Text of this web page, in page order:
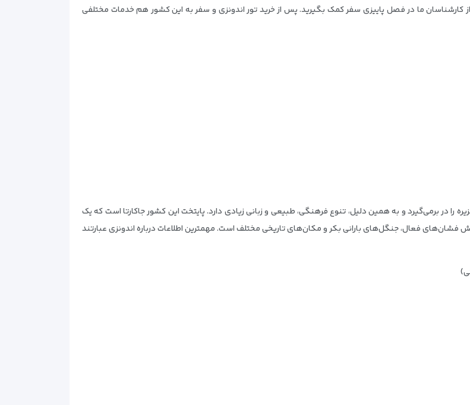
از کارشناسان ما در فصل پاییزی سفر کمک بگیرید. پس از خرید تور اندونزی و سفر به این کشور هم خدمات مختلفی
یکی از کشورهای جنوب شرقی آسیا است که حدود 17 هزار جزیره را در برمی‌گیرد و به همین دلیل، تنوع فرهنگی، طبیعی و زبانی زیادی دارد. پایتخت این کشور جاکارتا است که یک
فشان‌های فعال، جنگل‌های بارانی بکر و مکان‌های تاریخی مختلف است. مهمترین اطلاعات درباره اندونزی عبارتند